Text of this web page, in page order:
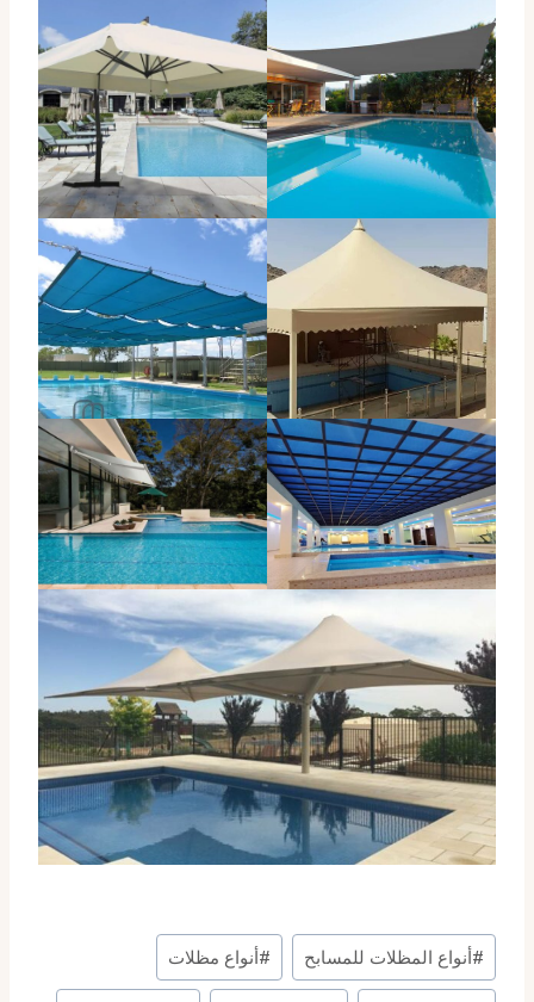
وسوم
المقال:
#أنواع المظلات للمسابح #أنواع مظلات